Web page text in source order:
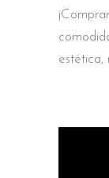
estética,